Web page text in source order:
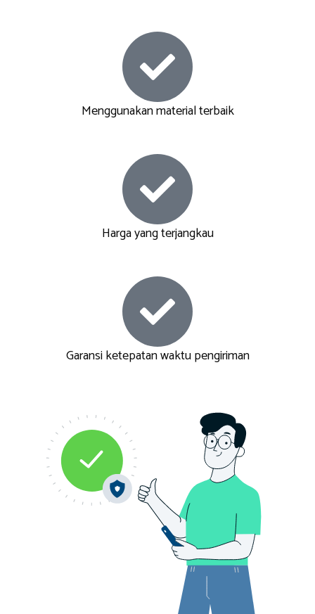
Menggunakan material terbaik
Harga yang terjangkau
Garansi ketepatan waktu pengiriman